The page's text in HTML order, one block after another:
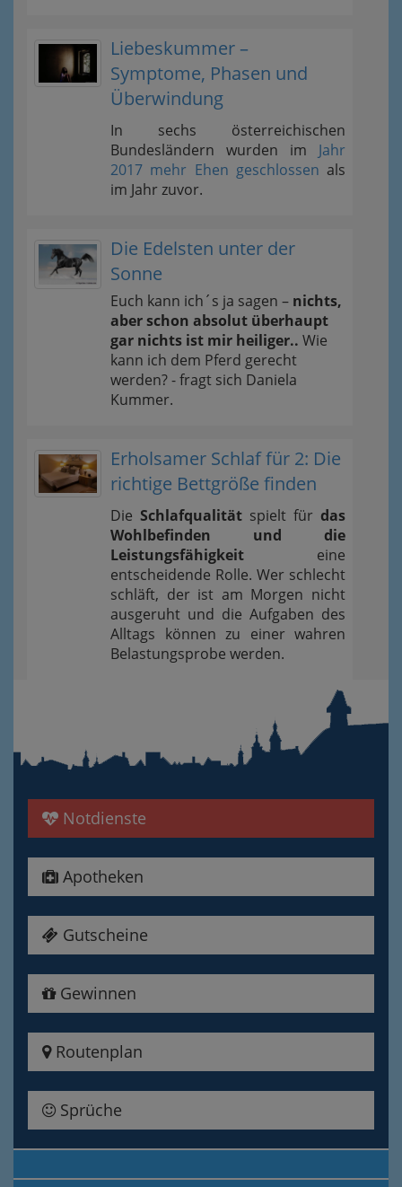
Liebeskummer –
Symptome, Phasen und
Überwindung
In sechs österreichischen
Bundesländern wurden im Jahr
2017 mehr Ehen geschlossen als
im Jahr zuvor.
Die Edelsten unter der
Sonne
Euch kann ich´s ja sagen – nichts,
aber schon absolut überhaupt
gar nichts ist mir heiliger.. Wie
kann ich dem Pferd gerecht
werden? - fragt sich Daniela
Kummer.
Erholsamer Schlaf für 2: Die
richtige Bettgröße finden
Die Schlafqualität spielt für das
Wohlbefinden und die
Leistungsfähigkeit eine
entscheidende Rolle. Wer schlecht
schläft, der ist am Morgen nicht
ausgeruht und die Aufgaben des
Alltags können zu einer wahren
Belastungsprobe werden.
Notdienste
Apotheken
Gutscheine
Gewinnen
Routenplan
Sprüche